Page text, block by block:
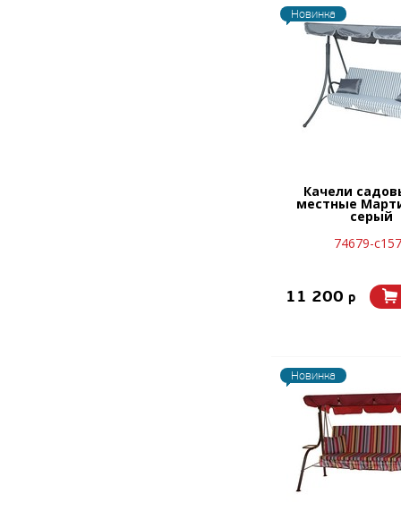
Новинка
Качели
местные
серый
74679-
11 200 p
Новинка